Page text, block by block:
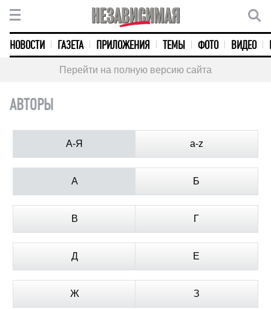
НОВОСТИ ГАЗЕТА ПРИЛОЖЕНИЯ ТЕМЫ ФОТО ВИДЕО
Перейти на полную версию сайта
АВТОРЫ
А-Я a-z
А Б
В Г
Д Е
Ж З